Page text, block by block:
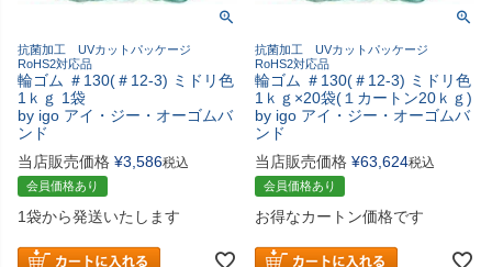
抗菌加工 UVカットパッケージ
RoHS2対応品
輪ゴム ＃130(＃12-3) ミドリ色
1ｋｇ 1袋
by igo アイ・ジー・オーゴムバ
ンド
当店販売価格 ¥3,586税込
会員価格あり
1袋から発送いたします
抗菌加工 UVカットパッケージ
RoHS2対応品
輪ゴム ＃130(＃12-3) ミドリ色
1ｋｇ×20袋(１カートン20ｋｇ)
by igo アイ・ジー・オーゴムバ
ンド
当店販売価格 ¥63,624税込
会員価格あり
お得なカートン価格です